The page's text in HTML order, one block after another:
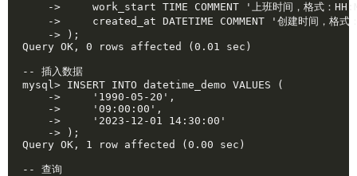
->     work_start TIME COMMENT '上班时间，格式：
->     created_at DATETIME COMMENT '创建时间，格式：
-> );
Query OK, 0 rows affected (0.01 sec)
-- 插入数据
mysql> INSERT INTO datetime_demo VALUES (
->     '1990-05-20',
->     '09:00:00',
->     '2023-12-01 14:30:00'
-> );
Query OK, 1 row affected (0.00 sec)
-- 查询